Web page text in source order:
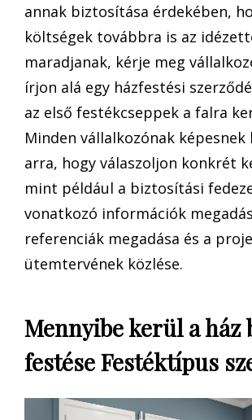
annak biztosítása érdekében,
költségek továbbra is az
maradjanak, kérje meg
írjon alá egy házfestési
az első festékcseppek a falra
Minden vállalkozónak képesnek
arra, hogy válaszoljon konkrét
mint például a biztosítási
vonatkozó információk
referenciák megadása és a
ütemtervének közlése.
Mennyibe kerül a ház
festése Festéktípus